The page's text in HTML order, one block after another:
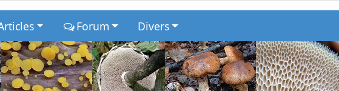
Forum Divers